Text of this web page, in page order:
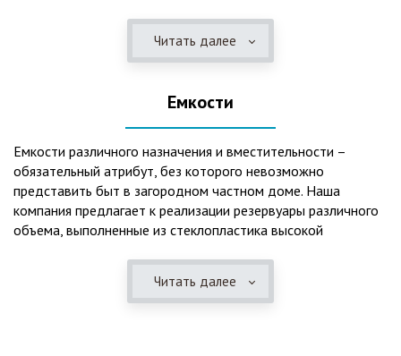
механическая и биологическая очистка канализационных
Главная причина популярности пластиковых и
также отнести:
безупречное качество изготовления;
стойкость к высокому давлению грунта (даже в
ненаполненном состоянии);
полная герметичность, что гарантирует отсутствие
Читать далее
Емкости
Емкости различного назначения и вместительности –
обязательный атрибут, без которого невозможно
представить быт в загородном частном доме. Наша
компания предлагает к реализации резервуары различного
объема, выполненные из стеклопластика высокой
одна из основных сфер их практического использования –
это организация центров очистки, обустройство
Читать далее